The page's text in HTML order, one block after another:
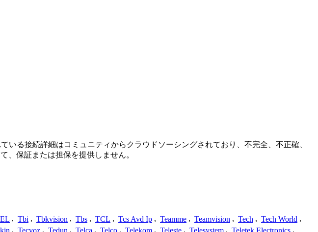
いる接続詳細はコミュニティからクラウドソーシングされており、不完全、不正確、
、保証または担保を提供しません。
, Tbi , Tbkvision , Tbs , TCL , Tcs Avd Ip , Teamme , Teamvision , Tech , Tech World ,
, Tecvoz , Tedun , Telca , Telco , Telekom , Teleste , Telesystem , Teletek Electronics ,